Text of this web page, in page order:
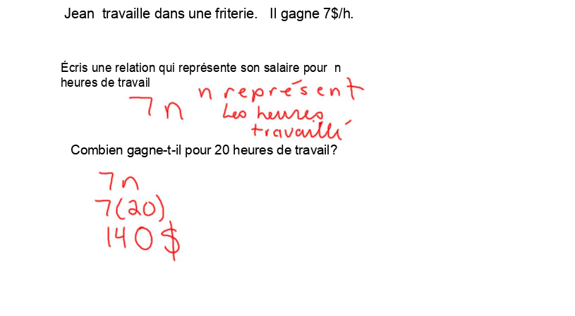
Jeantravailledansunefriterie.Ilgagne7$/h.
Écrisunerelationquireprésentesonsalairepourn
heuresdetravail
Combiengagnetilpour20heuresdetravail?